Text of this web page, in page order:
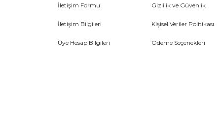
İletişim Formu
İletişim Bilgileri
Üye Hesap Bilgileri
Gizlilik ve Güvenlik
Kişisel Veriler Politikası
Ödeme Seçenekleri